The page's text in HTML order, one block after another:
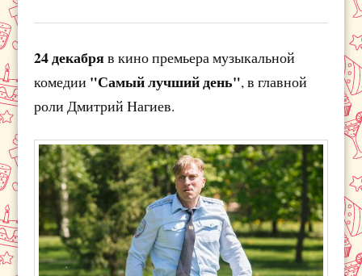
24 декабряв кино премьера музыкальной
комедии "Самый лучший день", в главной
роли Дмитрий Нагиев.